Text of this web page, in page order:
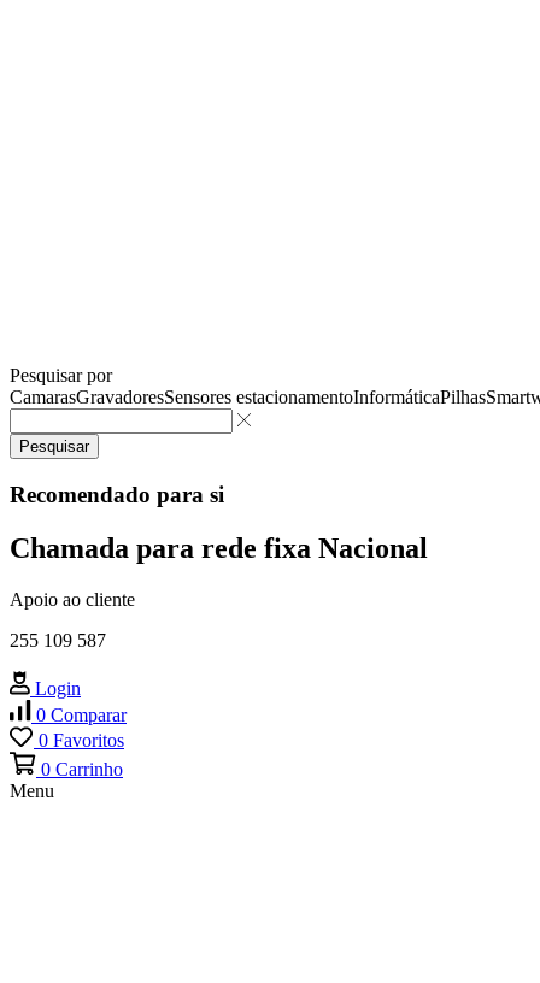
Pesquisar por
CamarasGravadoresSensores estacionamentoInformáticaPilhas
Pesquisar
Recomendado para si
Chamada para rede fixa Nacional
Apoio ao cliente
255 109 587
Login
0 Comparar
0 Favoritos
0 Carrinho
Menu